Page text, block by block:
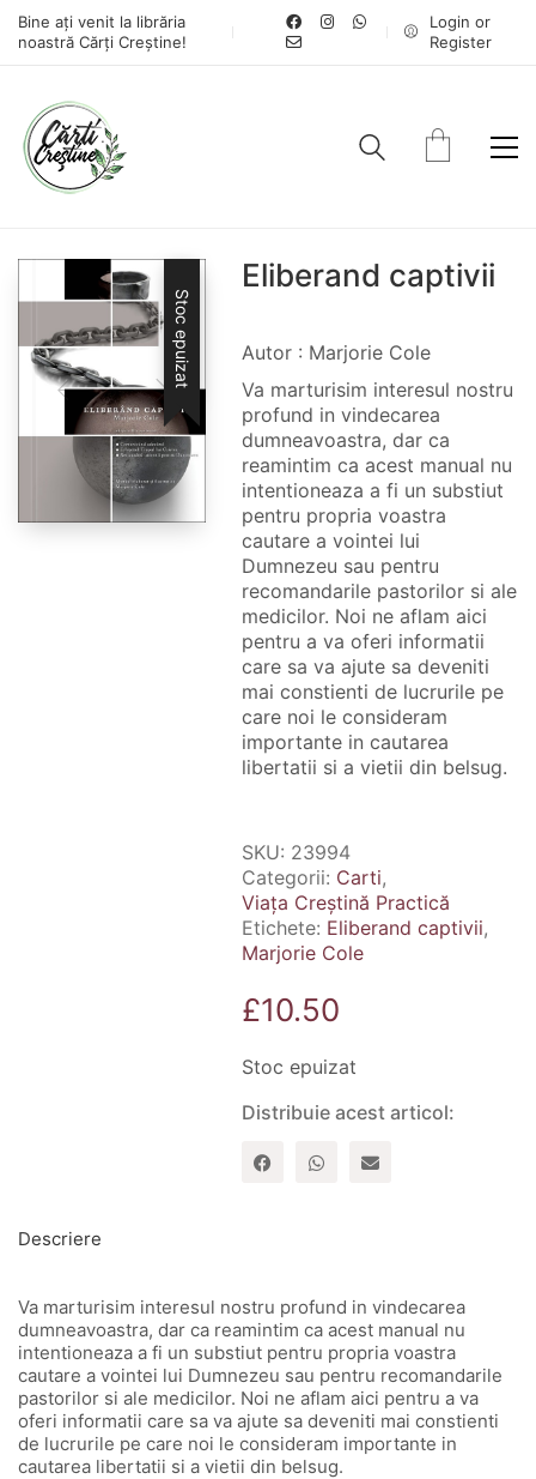
Bine ați venit la librăria
noastră Cărți Creștine!
Login or
Register
Stoc epuizat
Eliberand captivii
Autor : Marjorie Cole
Va marturisim interesul nostru
profund in vindecarea
dumneavoastra, dar ca
reamintim ca acest manual nu
intentioneaza a fi un substiut
pentru propria voastra
cautare a vointei lui
Dumnezeu sau pentru
recomandarile pastorilor si ale
medicilor. Noi ne aflam aici
pentru a va oferi informatii
care sa va ajute sa deveniti
mai constienti de lucrurile pe
care noi le consideram
importante in cautarea
libertatii si a vietii din belsug.
SKU: 23994
Categorii: Carti,
Viața Creștină Practică
Etichete: Eliberand captivii,
Marjorie Cole
£10.50
Stoc epuizat
Distribuie acest articol:
Descriere
Va marturisim interesul nostru profund in vindecarea
dumneavoastra, dar ca reamintim ca acest manual nu
intentioneaza a fi un substiut pentru propria voastra
cautare a vointei lui Dumnezeu sau pentru recomandarile
pastorilor si ale medicilor. Noi ne aflam aici pentru a va
oferi informatii care sa va ajute sa deveniti mai constienti
de lucrurile pe care noi le consideram importante in
cautarea libertatii si a vietii din belsug.